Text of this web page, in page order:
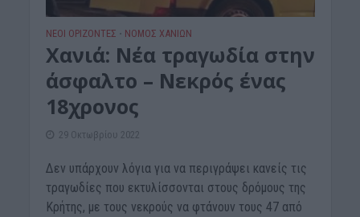
ΝΕΟΙ ΟΡΙΖΟΝΤΕΣ • ΝΟΜΌΣ ΧΑΝΊΩΝ
Χανιά: Νέα τραγωδία στην
άσφαλτο – Νεκρός ένας
18χρονος
29 Οκτωβρίου 2022
Δεν υπάρχουν λόγια για να περιγράψει κανείς τις
τραγωδίες που εκτυλίσσονται στους δρόμους της
Κρήτης, με τους νεκρούς να φτάνουν τους 47 από